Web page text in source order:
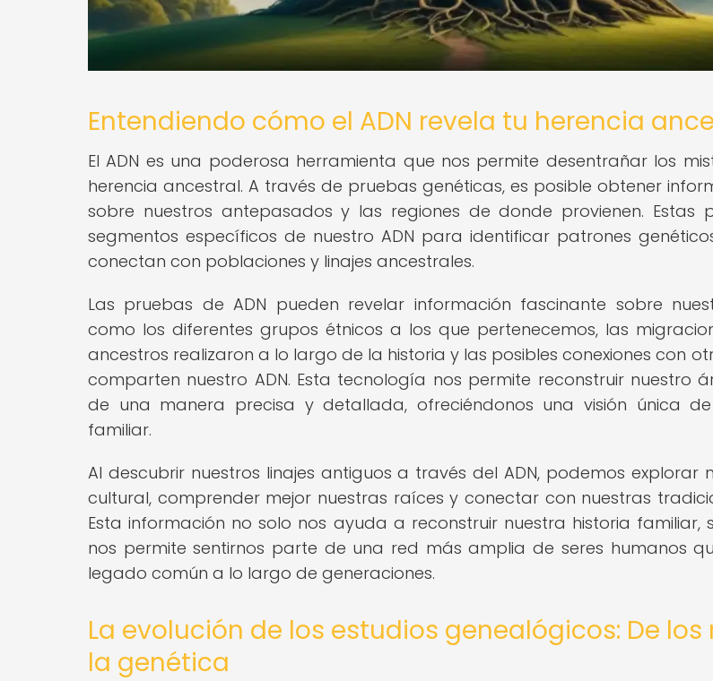
Entendiendo cómo el ADN revela tu herencia
El ADN es una poderosa herramienta que nos permite desentrañar los
herencia ancestral. A través de pruebas genéticas, es posible obtener
sobre nuestros antepasados y las regiones de donde provienen. Estas
segmentos específicos de nuestro ADN para identificar patrones
conectan con poblaciones y linajes ancestrales.
Las pruebas de ADN pueden revelar información fascinante sobre
como los diferentes grupos étnicos a los que pertenecemos, las
ancestros realizaron a lo largo de la historia y las posibles conexiones con
comparten nuestro ADN. Esta tecnología nos permite reconstruir nuestro
de una manera precisa y detallada, ofreciéndonos una visión única
familiar.
Al descubrir nuestros linajes antiguos a través del ADN, podemos explorar
cultural, comprender mejor nuestras raíces y conectar con nuestras
Esta información no solo nos ayuda a reconstruir nuestra historia familiar,
nos permite sentirnos parte de una red más amplia de seres humanos
legado común a lo largo de generaciones.
La evolución de los estudios genealógicos: De los
la genética